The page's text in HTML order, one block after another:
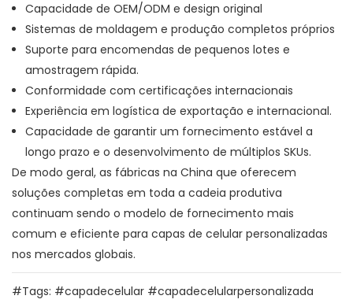
Capacidade de OEM/ODM e design original
Sistemas de moldagem e produção completos próprios
Suporte para encomendas de pequenos lotes e
amostragem rápida.
Conformidade com certificações internacionais
Experiência em logística de exportação e internacional.
Capacidade de garantir um fornecimento estável a
longo prazo e o desenvolvimento de múltiplos SKUs.
De modo geral, as fábricas na China que oferecem
soluções completas em toda a cadeia produtiva
continuam sendo o modelo de fornecimento mais
comum e eficiente para capas de celular personalizadas
nos mercados globais.
#Tags: #capadecelular #capadecelularpersonalizada